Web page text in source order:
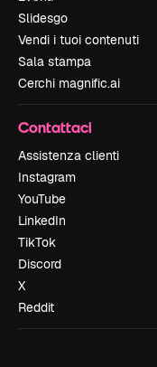
Slidesgo
Vendi i tuoi contenuti
Sala stampa
Cerchi magnific.ai
Contattaci
Assistenza clienti
Instagram
YouTube
LinkedIn
TikTok
Discord
X
Reddit